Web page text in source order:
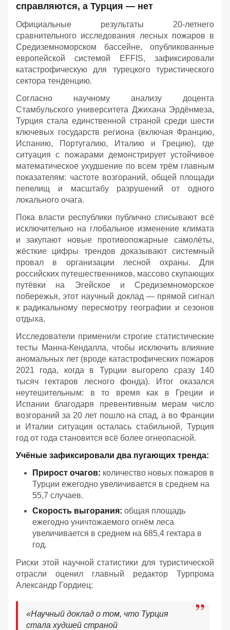
справляются, а Турция — нет
Официальные результаты 20-летнего
сравнительного исследования лесных пожаров в
Средиземноморском бассейне, опубликованные
европейской системой EFFIS, зафиксировали
катастрофическую для турецкого туристического
сектора тенденцию.
Согласно научному анализу доцента
Стамбульского университета Джихана Эрдёнмеза,
Турция стала единственной страной среди шести
ключевых государств региона (включая Францию,
Испанию, Португалию, Италию и Грецию), где
ситуация с пожарами демонстрирует устойчивое
математическое ухудшение по всем трём главным
показателям: частоте возгораний, общей площади
пепелищ и масштабу разрушений от одного
локального очага.
Пока власти республики публично списывают всё
исключительно на глобальное изменение климата
и закупают новые противопожарные самолёты,
жёсткие цифры трендов доказывают системный
провал в организации лесной охраны. Для
российских путешественников, массово скупающих
путёвки на Эгейское и Средиземноморское
побережья, этот научный доклад — прямой сигнал
к радикальному пересмотру географии и сезонов
отдыха.
Исследователи применили строгие статистические
тесты Манна-Кендалла, чтобы исключить влияние
аномальных лет (вроде катастрофических пожаров
2021 года, когда в Турции выгорело сразу 140
тысяч гектаров лесного фонда). Итог оказался
неутешительным: в то время как в Греции и
Испании благодаря превентивным мерам число
возгораний за 20 лет пошло на спад, а во Франции
и Италии ситуация осталась стабильной, Турция
год от года становится всё более огнеопасной.
Учёные зафиксировали два пугающих тренда:
Прирост очагов: количество новых пожаров в
Турции ежегодно увеличивается в среднем на
55,7 случаев.
Скорость выгорания: общая площадь
ежегодно уничтожаемого огнём леса
увеличивается в среднем на 685,4 гектара в
год.
Риски этой научной статистики для туристической
отрасли оценил главный редактор Турпрома
Александр Гордиец:
«Научный доклад о том, что Турция
стала худшей страной